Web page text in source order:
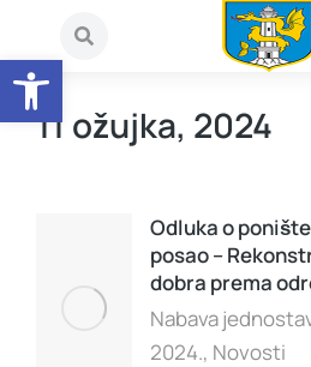
Open toolbar
11 ožujka, 2024
Odluka o
posao –
dobra prema
Nabava
2024., Novosti